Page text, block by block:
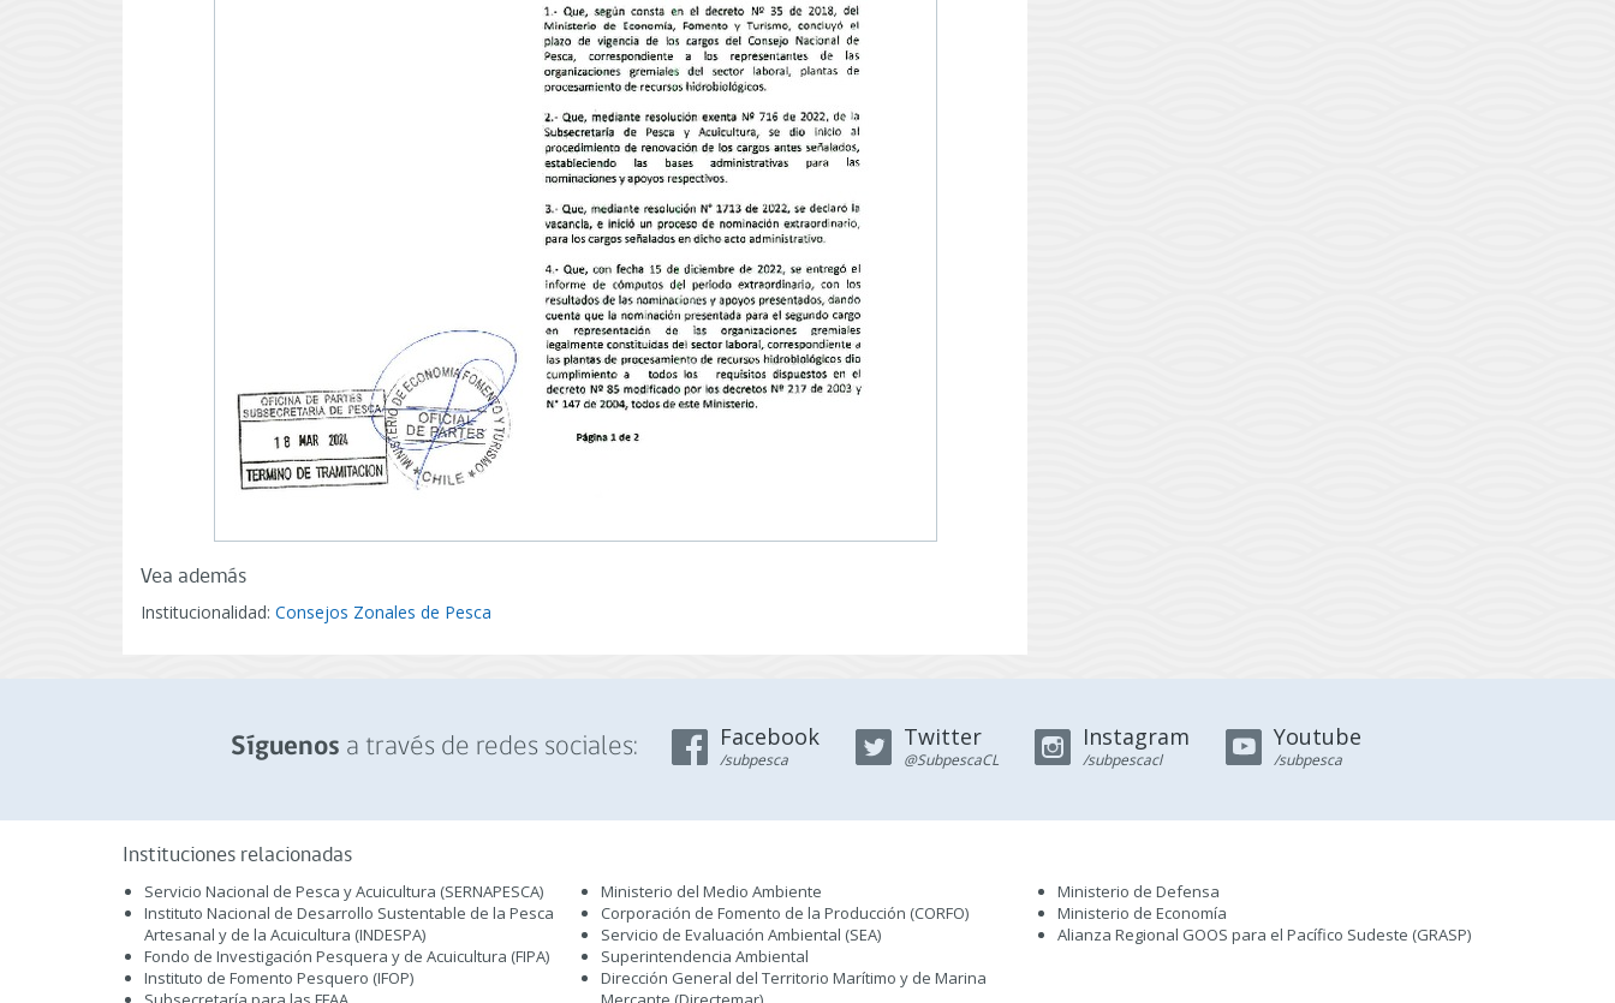
Vea además
Institucionalidad: Consejos Zonales de Pesca
Síguenos a través de redes sociales: Facebook
/subpesca
Twitter
@SubpescaCL
Instagram
/subpescacl
Youtube
/subpesca
Instituciones relacionadas
Servicio Nacional de Pesca y Acuicultura (SERNAPESCA)
Instituto Nacional de Desarrollo Sustentable de la Pesca
Artesanal y de la Acuicultura (INDESPA)
Fondo de Investigación Pesquera y de Acuicultura (FIPA)
Instituto de Fomento Pesquero (IFOP)
Ministerio del Medio Ambiente
Corporación de Fomento de la Producción (CORFO)
Servicio de Evaluación Ambiental (SEA)
Superintendencia Ambiental
Dirección General del Territorio Marítimo y de Marina
Ministerio de Defensa
Ministerio de Economía
Alianza Regional GOOS para el Pacífico Sudeste (GRASP)